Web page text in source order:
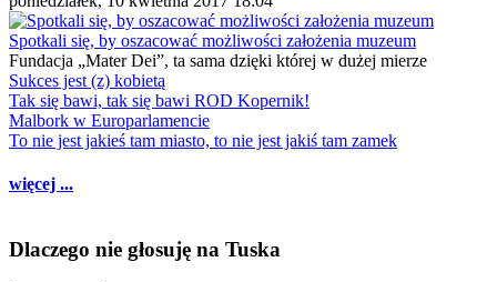
Spotkali się, by oszacować możliwości założenia muzeum
Fundacja „Mater Dei”, ta sama dzięki której w dużej mierze
Sukces jest (z) kobietą
Tak się bawi, tak się bawi ROD Kopernik!
Malbork w Europarlamencie
To nie jest jakieś tam miasto, to nie jest jakiś tam zamek
więcej ...
Dlaczego nie głosuję na Tuska